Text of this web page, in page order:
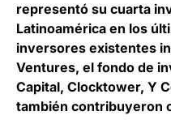
representó su cuarta
Latinoamérica en los
inversores existentes
Ventures, el fondo de
Capital, Clocktower, Y
también contribuyeron